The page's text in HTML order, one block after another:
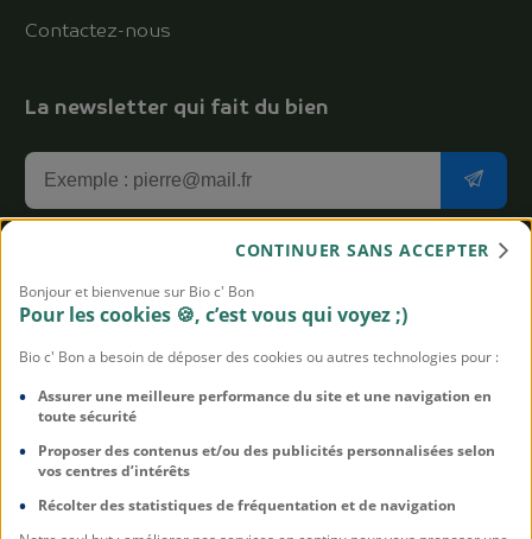
Contactez-nous
La newsletter qui fait du bien
J'accepte de recevoir la newsletter aux bons plans Bio
c' Bon
susceptibles, promis. Pour en savoir plus sur notre politique de
Mentions légales
CGU
Bonjour et bienvenue sur Bio c' Bon
Pour les cookies 🍪, c’est vous qui voyez ;)
Bio c' Bon a besoin de déposer des cookies ou autres technologies pour :
Assurer une meilleure performance du site et une navigation en
toute sécurité
Proposer des contenus et/ou des publicités personnalisées selon
vos centres d’intérêts
Récolter des statistiques de fréquentation et de navigation
CONTINUER SANS ACCEPTER